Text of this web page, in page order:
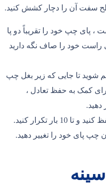
سفت آن را دچار کشش کنید.
پای چپ خود را تقریباً دو پا
راست خود را صاف نگه دارید
شوید تا جایی که زیر بغل چپ
کمک به حفظ تعادل ،
دهید.
این وضعیت را برای 5 ثانیه حفظ کنید و تا 10 بار تکرار کنید.
پای خود را تغییر دهید.